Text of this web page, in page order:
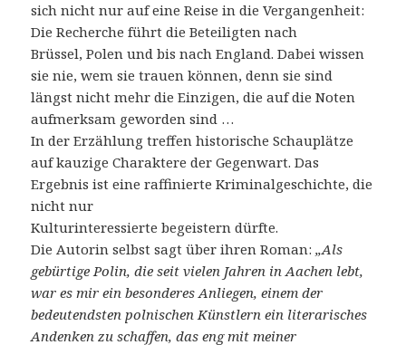
sich nicht nur auf eine Reise in die Vergangenheit:
Die Recherche führt die Beteiligten nach
Brüssel, Polen und bis nach England. Dabei wissen
sie nie, wem sie trauen können, denn sie sind
längst nicht mehr die Einzigen, die auf die Noten
aufmerksam geworden sind …
In der Erzählung treffen historische Schauplätze
auf kauzige Charaktere der Gegenwart. Das
Ergebnis ist eine raffinierte Kriminalgeschichte, die
nicht nur
Kulturinteressierte begeistern dürfte.
Die Autorin selbst sagt über ihren Roman:„Als
gebürtige Polin, die seit vielen Jahren in Aachen lebt,
war es mir ein besonderes Anliegen, einem der
bedeutendsten polnischen Künstlern ein literarisches
Andenken zu schaffen, das eng mit meiner